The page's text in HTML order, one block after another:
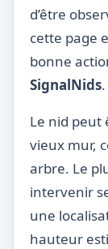
d’être
cette page
bonne
SignalNids.
Le nid peut
vieux mur,
arbre. Le
intervenir
une
hauteur